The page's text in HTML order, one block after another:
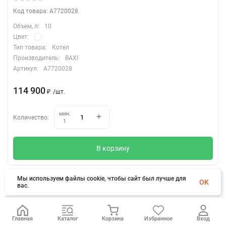
Код товара: A7720028
Объем, л:
10
Цвет:
Тип товара:
Котел
Производитель:
BAXI
Артикул:
A7720028
114 900 ₽ /шт.
Количество:
мин.
1
В корзину
Котел газовый настенный конденсационный LUNA
DUO-TEC E 1.28 BAXI A7720024
Главная Каталог Корзина Избранное Вход
Мы используем файлы cookie, чтобы сайт был лучше для
вас.
OK